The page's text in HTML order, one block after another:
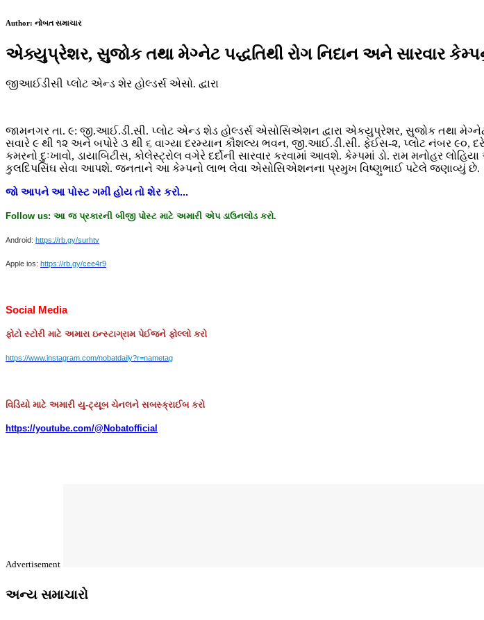
Author: નોબત સમાચાર
એક્યુપ્રેશર, સુજોક તથા મેગ્નેટ પદ્ધતિથી રોગ નિદાન અને સારવાર
જીઆઈડીસી પ્લોટ એન્ડ શેર હોલ્ડર્સ એસો. દ્વારા
જામનગર તા. ૯: જી.આઈ.ડી.સી. પ્લોટ એન્ડ શેડ હોલ્ડર્સ એસોસિએશન દ્વારા એકયુપ્રેશર, સુજોક તથા
સવારે ૯ થી ૧૨ અને બપોરે ૩ થી ૬ વાગ્યા દરમ્યાન કૌશલ્ય ભવન, જી.આઈ.ડી.સી. ફેઈસ-૨, પ્લોટ નંબર ૯૦,
કમરનો દુઃખાવો, ડાયાબિટીસ, કોલેસ્ટ્રોલ વગેરે દર્દોની સારવાર કરવામાં આવશે. કેમ્પમાં ડો. રામ મનોહર
કુલદિપસિંઘ સેવા આપશે. જનતાને આ કેમ્પનો લાભ લેવા એસોસિએશનના પ્રમુખ વિષ્ણુભાઈ પટેલે જણાવ્યું છે.
જો આપને આ પોસ્ટ ગમી હોય તો શેર કરો...
Follow us: આ જ પ્રકારની બીજી પોસ્ટ માટે અમારી એપ ડાઉનલોડ કરો.
Android: https://rb.gy/surhtv
Apple ios: https://rb.gy/cee4r9
Social Media
ફોટો સ્ટોરી માટે અમારા ઇન્સ્ટાગ્રામ પેઈજને ફોલ્લો કરો
https://www.instagram.com/nobatdaily?r=nametag
વિડિયો માટે અમારી યુ-ટ્યૂબ ચેનલને સબસ્ક્રાઈબ કરો
https://youtube.com/@Nobatofficial
Advertisement
અન્ય સમાચારો